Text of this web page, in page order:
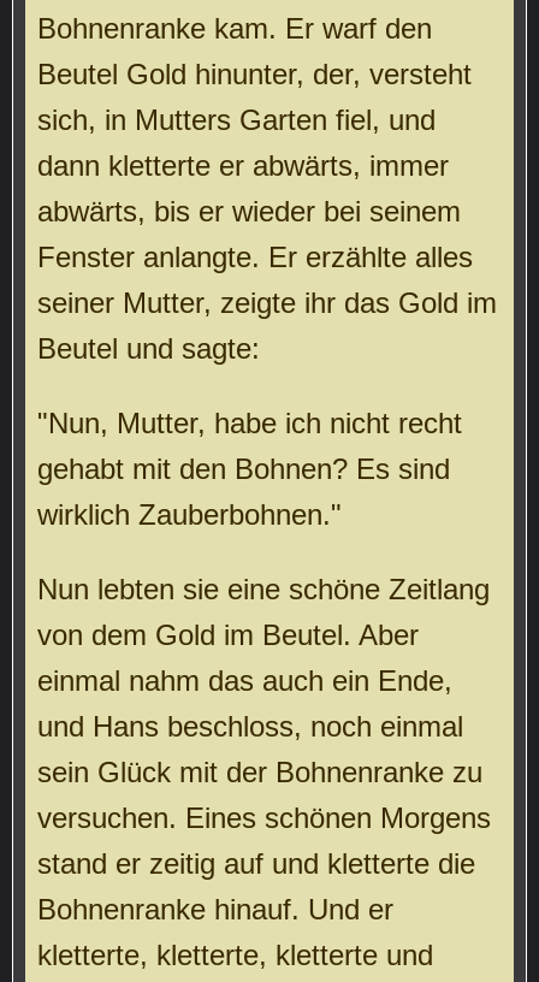
Bohnenranke kam. Er warf den
Beutel Gold hinunter, der, versteht
sich, in Mutters Garten fiel, und
dann kletterte er abwärts, immer
abwärts, bis er wieder bei seinem
Fenster anlangte. Er erzählte alles
seiner Mutter, zeigte ihr das Gold im
Beutel und sagte:
"Nun, Mutter, habe ich nicht recht
gehabt mit den Bohnen? Es sind
wirklich Zauberbohnen."
Nun lebten sie eine schöne Zeitlang
von dem Gold im Beutel. Aber
einmal nahm das auch ein Ende,
und Hans beschloss, noch einmal
sein Glück mit der Bohnenranke zu
versuchen. Eines schönen Morgens
stand er zeitig auf und kletterte die
Bohnenranke hinauf. Und er
kletterte, kletterte, kletterte und